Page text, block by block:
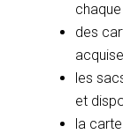
des
les
et
la